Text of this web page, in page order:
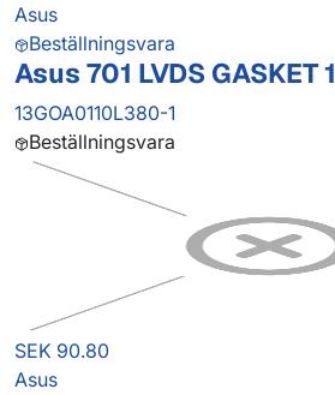
Asus
Beställningsvara
Asus 701 LVDS GASKET 1
13GOA0110L380-1
Beställningsvara
SEK 90.80
Asus